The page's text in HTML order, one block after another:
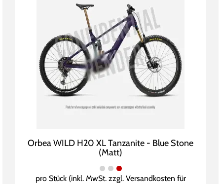
Orbea WILD H20 XL Tanzanite - Blue Stone
(Matt)
pro Stück (inkl. MwSt. zzgl. Versandkosten für